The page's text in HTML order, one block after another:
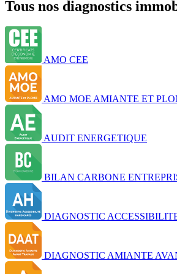
Tous nos diagnostics
AMO CEE
AMO MOE AMIANTE ET
AUDIT ENERGETIQUE
BILAN CARBONE
DIAGNOSTIC
DIAGNOSTIC AMIANTE